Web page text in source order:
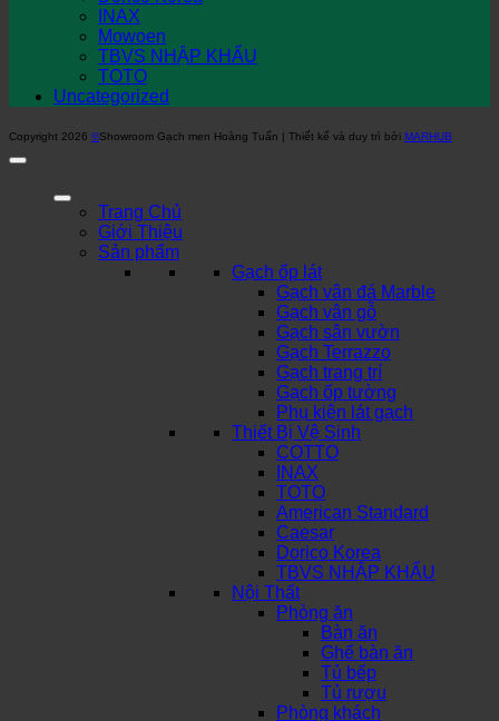
INAX
Mowoen
TBVS NHẬP KHẨU
TOTO
Uncategorized
Copyright 2026 ©Showroom Gạch men Hoàng Tuấn | Thiết kế và duy trì bởi MARHUB
Trang Chủ
Giới Thiệu
Sản phẩm
Gạch ốp lát
Gạch vân đá Marble
Gạch vân gỗ
Gạch sân vườn
Gạch Terrazzo
Gạch trang trí
Gạch ốp tường
Phụ kiện lát gạch
Thiết Bị Vệ Sinh
COTTO
INAX
TOTO
American Standard
Caesar
Dorico Korea
TBVS NHẬP KHẨU
Nội Thất
Phòng ăn
Bàn ăn
Ghế bàn ăn
Tủ bếp
Tủ rượu
Phòng khách